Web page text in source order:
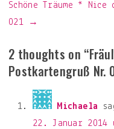
Schöne Träume *
021 →
2 thoughts on “
Postkartengruß Nr.
Michaela
22. Januar 2014